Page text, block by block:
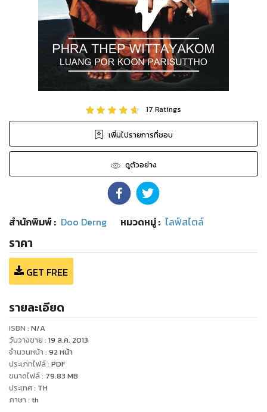
17 Ratings
เพิ่มไปรายการที่ชอบ
ดูตัวอย่าง
สำนักพิมพ์: Doo Derng หมวดหมู่: ไลฟ์สไตล์
ราคา
GET FREE
รายละเอียด
ISBN : N/A
วันวางขาย : 19 ส.ค. 2013
จำนวนหน้า : 92 หน้า
ประเภทไฟล์: PDF
ขนาดไฟล์: 79.83 MB
ประเทศ: TH
ภาษา : th